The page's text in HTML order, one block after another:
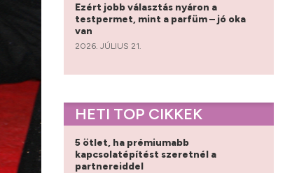
Ezért jobb választás nyáron a
testpermet, mint a parfüm – jó oka
van
2026. JÚLIUS 21.
HETI TOP CIKKEK
5 ötlet, ha prémiumabb
kapcsolatépítést szeretnél a
partnereiddel